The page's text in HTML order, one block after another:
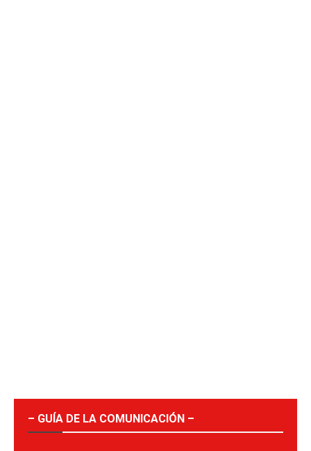
– GUÍA DE LA COMUNICACIÓN –